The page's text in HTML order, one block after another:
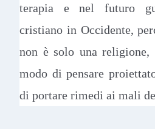
terapia e nel futuro
cristiano in Occidente,
non è solo una religione,
modo di pensare
di portare rimedi ai mali